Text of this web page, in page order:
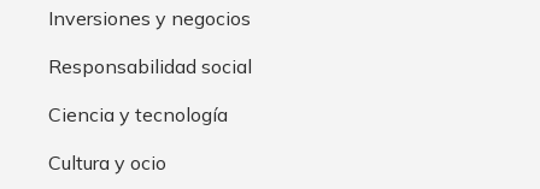
Inversiones y negocios
Responsabilidad social
Ciencia y tecnología
Cultura y ocio